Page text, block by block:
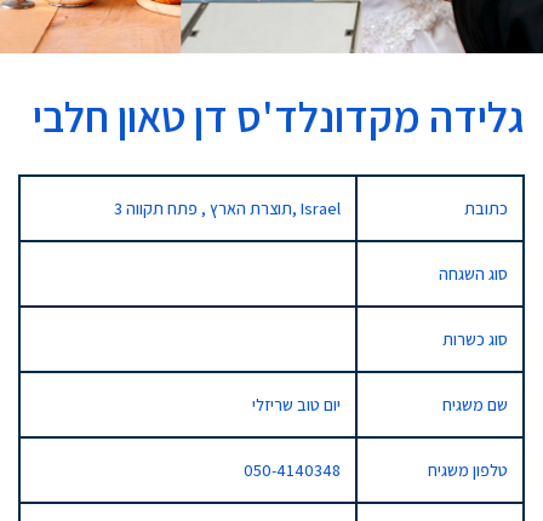
גלידה מקדונלד'ס דן טאון חלבי
כתובת 3 תוצרת הארץ , פתח תקווה, Israel
סוג השגחה
סוג כשרות
שם משגיח יום טוב שריזלי
טלפון משגיח 050-4140348